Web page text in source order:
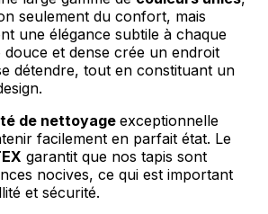
seulement du confort, mais
une élégance subtile à chaque
et dense crée un endroit
détendre, tout en constituant un
de nettoyage exceptionnelle
facilement en parfait état. Le
garantit que nos tapis sont
nocives, ce qui est important
et sécurité.
Rejeter
Enregistrer mes préférences
Accepter tout